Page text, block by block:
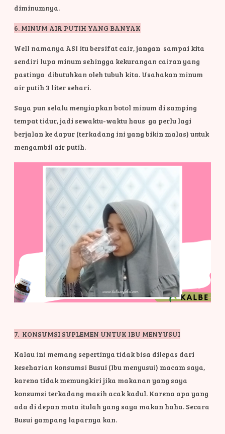
diminumnya.
6. MINUM AIR PUTIH YANG BANYAK
Well namanya ASI itu bersifat cair, jangan sampai kita
sendiri lupa minum sehingga kekurangan cairan yang
pastinya dibutuhkan oleh tubuh kita. Usahakan minum
air putih 3 liter sehari.
Saya pun selalu menyiapkan botol minum di samping
tempat tidur, jadi sewaktu-waktu haus ga perlu lagi
berjalan ke dapur (terkadang ini yang bikin malas) untuk
mengambil air putih.
7. KONSUMSI SUPLEMEN UNTUK IBU MENYUSUI
Kalau ini memang sepertinya tidak bisa dilepas dari
keseharian konsumsi Busui (Ibu menyusui) macam saya,
karena tidak memungkiri jika makanan yang saya
konsumsi terkadang masih acak kadul. Karena apa yang
ada di depan mata itulah yang saya makan haha. Secara
Busui gampang laparnya kan.